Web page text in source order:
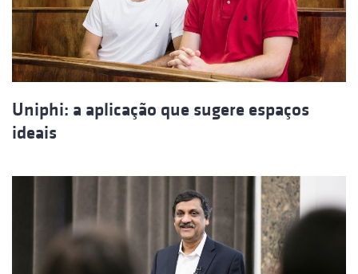
Uniphi: a aplicação que sugere espaços
ideais